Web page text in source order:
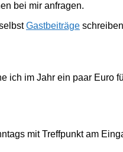
bei mir anfragen.
Gastbeiträge
ich im Jahr ein paar Euro
mit Treffpunkt am